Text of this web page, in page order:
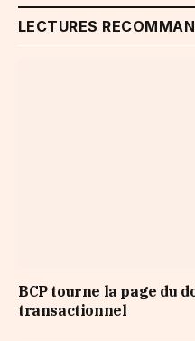
LECTURES
BCP tourne la page du
transactionnel